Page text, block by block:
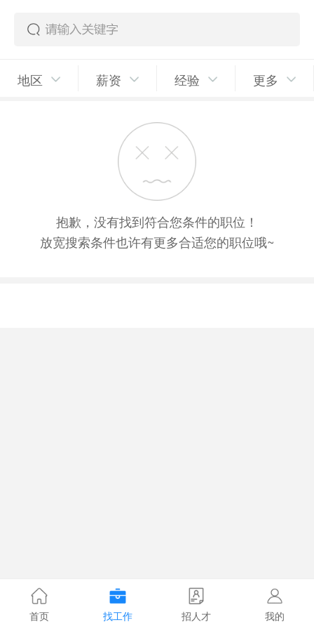
地区 薪资 经验 更多
抱歉，没有找到符合您条件的职位！
放宽搜索条件也许有更多合适您的职位哦~
首页 找工作 招人才 我的